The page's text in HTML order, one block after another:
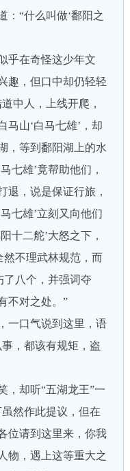
“什么叫做‘鄱阳之
在奇怪这少年文
趣，但口中却仍轻轻
中人，上线开爬，
马山‘白马七雄’，却
，等到鄱阳湖上的水
七雄’竟帮助他们，
退，说是保证行旅，
七雄’立刻又向他们
十二舵’大怒之下，
然不理武林规范，而
了八个，并强词夺
不对之处。”
口气说到这里，语
，都该有规矩，盗
却听“五湖龙王”一
然作此提议，但在
位请到这里来，你我
物，遇上这等重大之